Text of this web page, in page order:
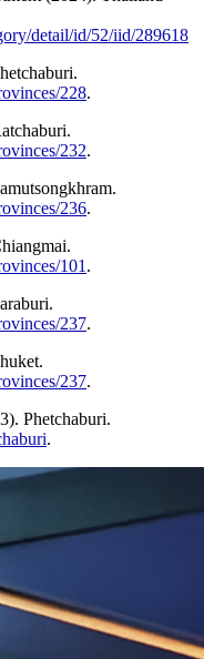
detail/id/52/iid/289618
228.
232.
236.
101 .
237.
237.
Phetchaburi.
.